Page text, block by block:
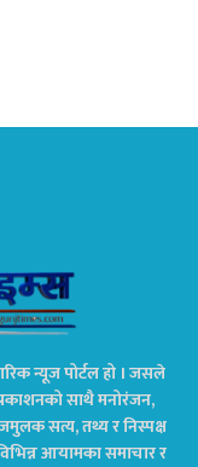
न्यूज पोर्टल हो । जसले
प्रकाशनको साथै मनोरंजन,
सत्य, तथ्य र निस्पक्ष
आयामका समाचार र